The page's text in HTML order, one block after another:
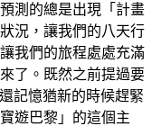
測的總是出現「計畫
況，讓我們的八天行
我們的旅程處處充滿
了。既然之前提過要
記憶猶新的時候趕緊
遊巴黎」的這個主